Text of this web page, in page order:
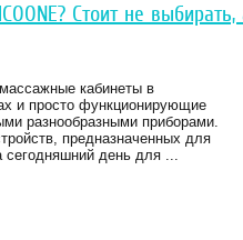
Стоит не выбирать,
кабинеты в
и просто функционирующие
разнообразными приборами.
предназначенных для
день для ...